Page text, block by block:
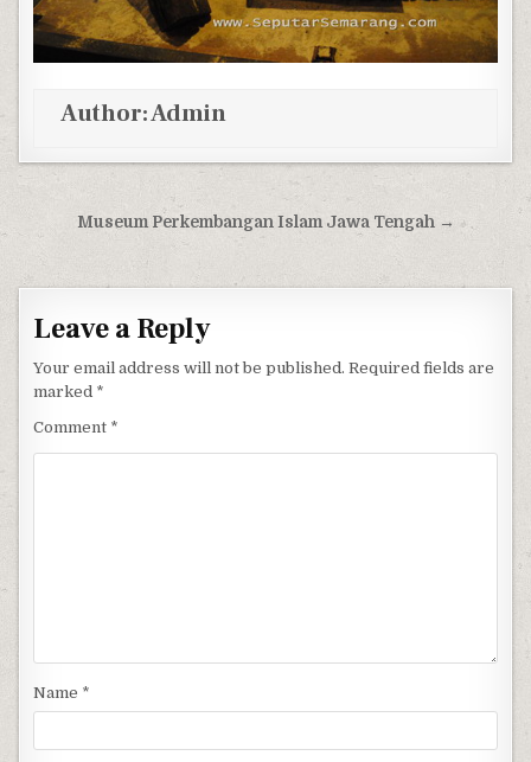
Author:Admin
Post navigation
Museum Perkembangan Islam Jawa Tengah →
Leave a Reply
Your email address will not be published. Required fields are
marked *
Comment *
Name *